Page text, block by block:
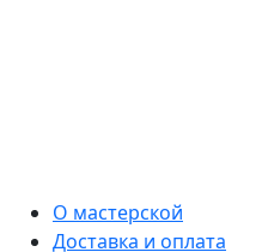
О мастерской
Доставка и оплата